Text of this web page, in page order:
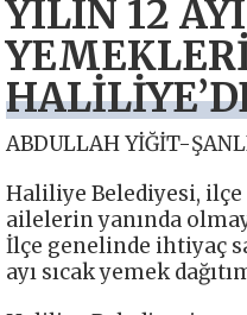
YILIN 12
ABDULLAH YİĞİT-
Haliliye Belediyesi,
ailelerin yanında
İlçe genelinde ihtiyaç
ayı sıcak yemek